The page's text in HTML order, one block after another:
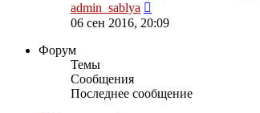
admin_sablya
к
06 сен 2016, 20:09
Форум
Темы
Сообщения
Последнее сообщение